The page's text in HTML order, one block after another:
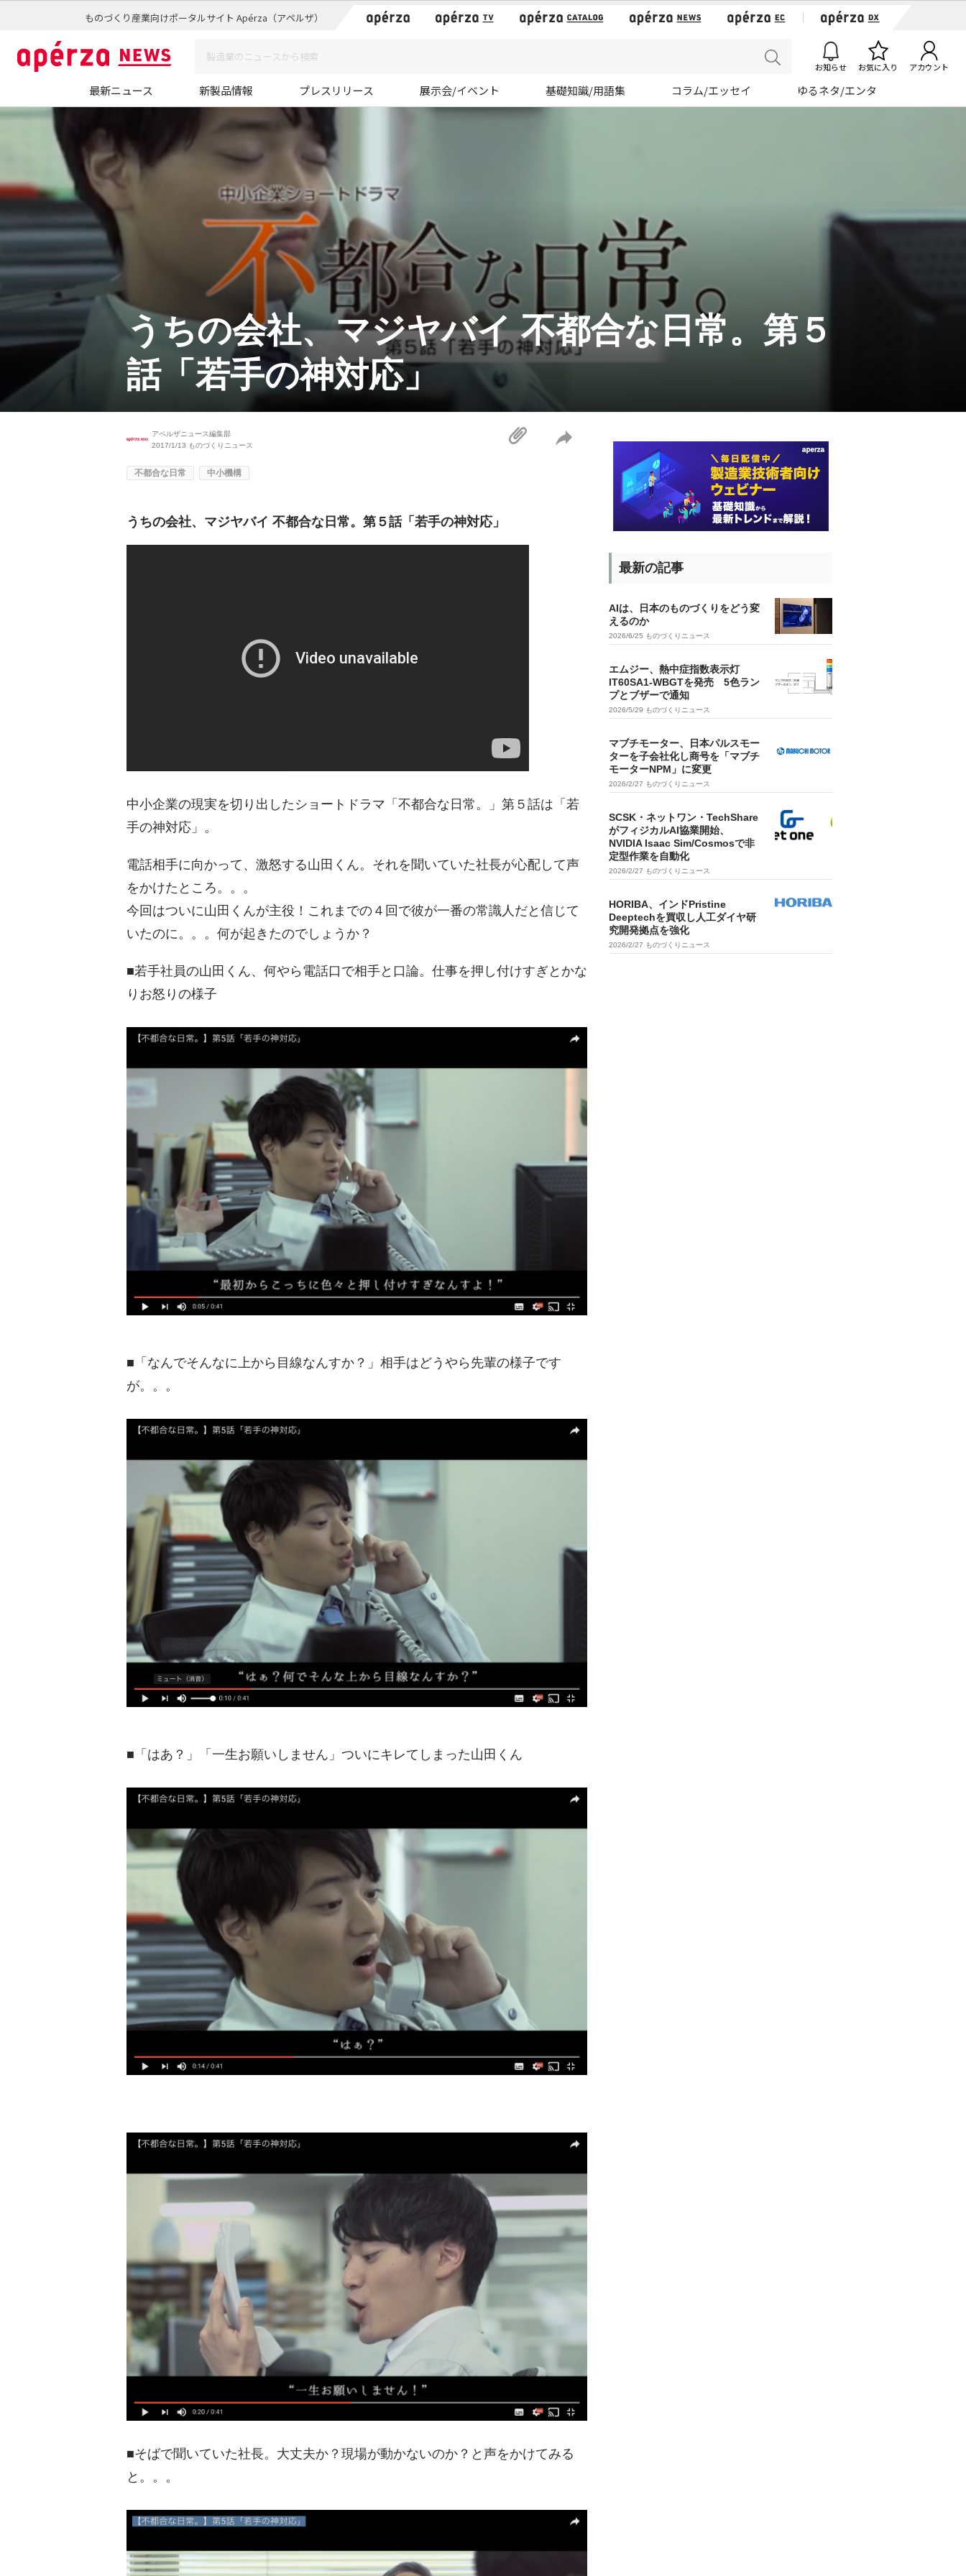
ものづくり産業向けポータルサイト Apérza（アペルザ）
お知らせ お気に入り アカウント
最新ニュース 新製品情報 プレスリリース 展示会/イベント 基礎知識/用語集 コラム/エッセイ ゆるネタ/エンタ
うちの会社、マジヤバイ 不都合な日常。第５
話「若手の神対応」
アペルザニュース編集部
2017/1/13 ものづくりニュース
不都合な日常 中小機構
うちの会社、マジヤバイ 不都合な日常。第５話「若手の神対応」
中小企業の現実を切り出したショートドラマ「不都合な日常。」第５話は「若
手の神対応」。
電話相手に向かって、激怒する山田くん。それを聞いていた社長が心配して声
をかけたところ。。。
今回はついに山田くんが主役！これまでの４回で彼が一番の常識人だと信じて
いたのに。。。何が起きたのでしょうか？
■若手社員の山田くん、何やら電話口で相手と口論。仕事を押し付けすぎとかな
りお怒りの様子
■「なんでそんなに上から目線なんすか？」相手はどうやら先輩の様子です
が。。。
■「はあ？」「一生お願いしません」ついにキレてしまった山田くん
■そばで聞いていた社長。大丈夫か？現場が動かないのか？と声をかけてみる
と。。。
最新の記事
AIは、日本のものづくりをどう変
えるのか
2026/6/25 ものづくりニュース
エムジー、熱中症指数表示灯
IT60SA1-WBGTを発売 5色ラン
プとブザーで通知
2026/5/29 ものづくりニュース
マブチモーター、日本パルスモー
ターを子会社化し商号を「マブチ
モーターNPM」に変更
2026/2/27 ものづくりニュース
SCSK・ネットワン・TechShare
がフィジカルAI協業開始、
NVIDIA Isaac Sim/Cosmosで非
定型作業を自動化
2026/2/27 ものづくりニュース
HORIBA、インドPristine
Deeptechを買収し人工ダイヤ研
究開発拠点を強化
2026/2/27 ものづくりニュース